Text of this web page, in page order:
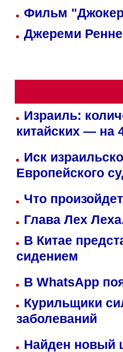
Фильм
Джереми
Израиль:
китайских — на
Иск
Европейского
Что
Глава Лех
В Китае
сидением
В WhatsApp
Курильщики
заболеваний
Найден